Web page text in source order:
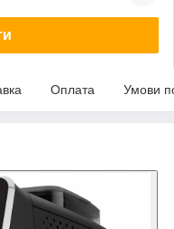
Оплата Умови